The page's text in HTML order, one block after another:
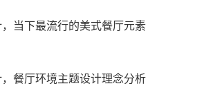
当下最流行的美式餐厅元素
餐厅环境主题设计理念分析